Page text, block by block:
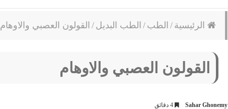
الرئيسية / الطب / الطب البديل / القولون العصبي والاوهام
القولون العصبي والاوهام
Sahar Ghonemy